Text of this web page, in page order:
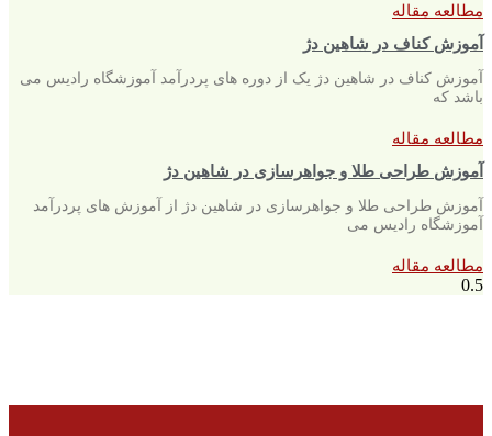
مطالعه مقاله
آموزش کناف در شاهین دژ
آموزش کناف در شاهین دژ یک از دوره های پردرآمد آموزشگاه رادیس می
باشد که
مطالعه مقاله
آموزش طراحی طلا و جواهرسازی در شاهین دژ
آموزش طراحی طلا و جواهرسازی در شاهین دژ از آموزش های پردرآمد
آموزشگاه رادیس می
مطالعه مقاله